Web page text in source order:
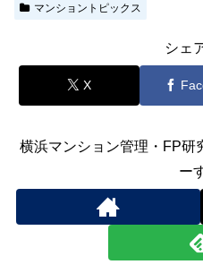
マンショントピックス
シェ
X
横浜マンション管理・FP研
ー